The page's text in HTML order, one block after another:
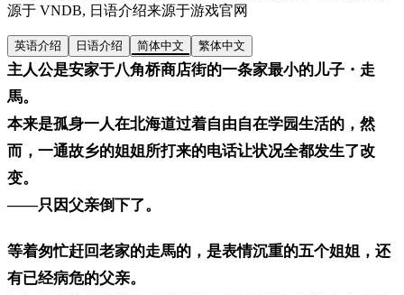
源于 VNDB, 日语介绍来源于游戏官网
英语介绍 日语介绍 简体中文 繁体中文
主人公是安家于八角桥商店街的一条家最小的儿子・走
馬。
本来是孤身一人在北海道过着自由自在学园生活的，然
而，一通故乡的姐姐所打来的电话让状况全都发生了改
变。
——只因父亲倒下了。
等着匆忙赶回老家的走馬的，是表情沉重的五个姐姐，还
有已经病危的父亲。